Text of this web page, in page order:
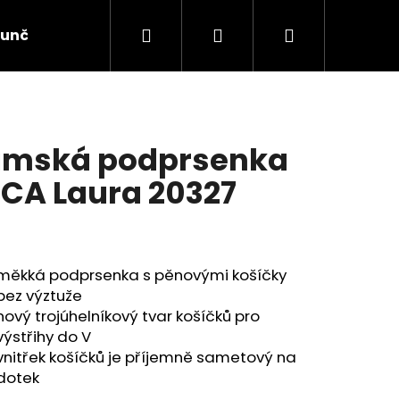
zboží Ponožky Dětské prádlo
Hledat PřihlášeníNákupní
podprsenka
Laura 20327
podprsenka s pěnovými košíčky
výztuže
trojúhelníkový tvar košíčků pro
do V
košíčků je příjemně sametový na